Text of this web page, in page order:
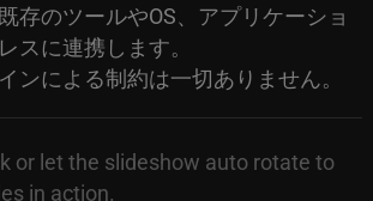
存のツールやOS、アプリケーショ
スに連携します。
ンによる制約は一切ありません。
or let the slideshow auto rotate to
in action.